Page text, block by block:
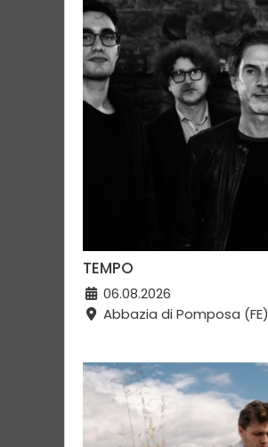
TEMPO
06.08.2026
Abbazia di Pomposa (FE)